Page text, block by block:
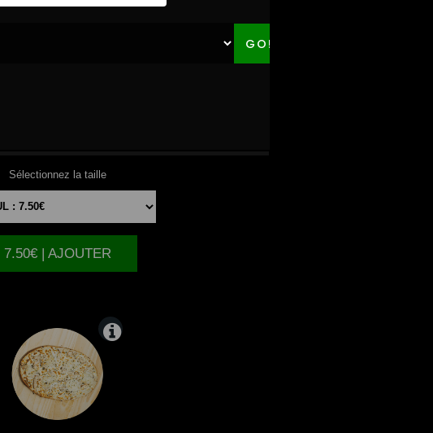
Sélectionnez la taille
7.50€ | AJOUTER